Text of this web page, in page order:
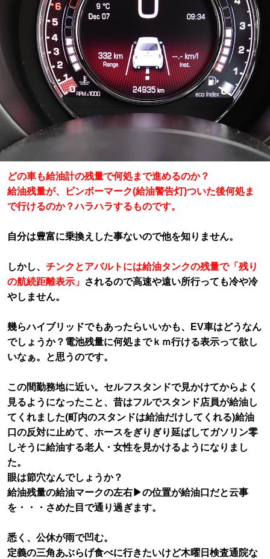
どの車も給油計の残量で何処まで進めるのか？
給油残量が、ビンボーマーク(給油警告灯)ついた後何処ま
で行けるのか？ハラハラするものです。
自分は豊富に乗換えした事ないので他を知りません。
しかし、 チンクとアバルトには給油タンクの残量で「残り
の航続距離表示」 されるので高速や遠い所行っても冷や冷
やしません。
幾らハイブリッドでもあったらいいかも、EV車はどうなん
でしょうか？電池残量に何処までｋｍ行ける表示って欲し
いなぁ。と思うのです。
この間勤務地に近い。セルフスタンドで見かけてからよく
見るようになったこと、昔はフルでスタンド店員が給油し
てくれました(町内のスタンドは給油だけしてくれる)給油
口の反対に止めて、ホースをぎりぎり延ばしてガソリン零
しそうに給油する老人・女性を見かけるようになりまし
た。
眼は節穴なんでしょうか？
給油残量の給油マークの左右▶の位置が給油口だと云事
を・・・さめた目で通り過ぎます。
悉く、公休が雨で凹む。
定義の三角あぶらげ食べに行きたいけど木曜日検査通院な